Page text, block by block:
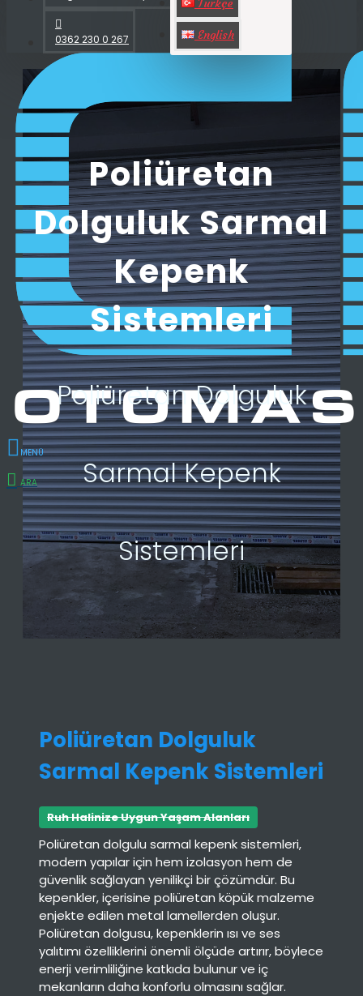
0362 230 0 267
Türkçe
English
Poliüretan
Dolguluk Sarmal
Kepenk
Sistemleri
Poliüretan Dolguluk
Sarmal Kepenk
Sistemleri
Poliüretan Dolguluk
Sarmal Kepenk Sistemleri
Ruh Halinize Uygun Yaşam Alanları
Poliüretan dolgulu sarmal kepenk sistemleri,
modern yapılar için hem izolasyon hem de
güvenlik sağlayan yenilikçi bir çözümdür. Bu
kepenkler, içerisine poliüretan köpük malzeme
enjekte edilen metal lamellerden oluşur.
Poliüretan dolgusu, kepenklerin ısı ve ses
yalıtımı özelliklerini önemli ölçüde artırır, böylece
enerji verimliliğine katkıda bulunur ve iç
mekanların daha konforlu olmasını sağlar.